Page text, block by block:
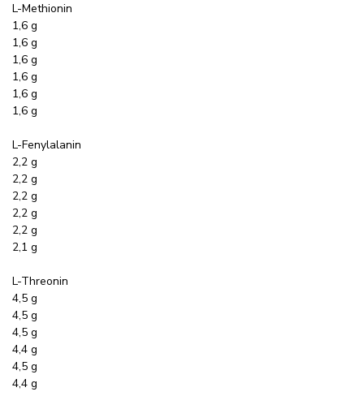
L-Methionin
1,6 g
1,6 g
1,6 g
1,6 g
1,6 g
1,6 g
L-Fenylalanin
2,2 g
2,2 g
2,2 g
2,2 g
2,2 g
2,1 g
L-Threonin
4,5 g
4,5 g
4,5 g
4,4 g
4,5 g
4,4 g